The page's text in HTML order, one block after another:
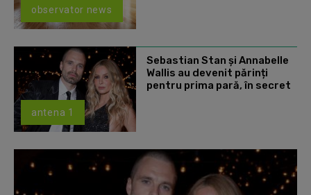
observator news
antena 1
Sebastian Stan și Annabelle
Wallis au devenit părinți
pentru prima pară, în secret